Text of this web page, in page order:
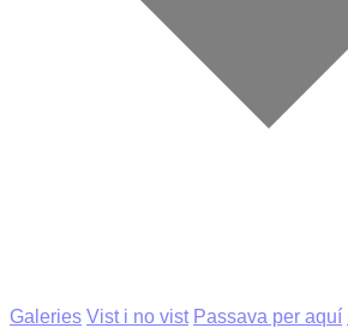
Galeries Vist i no vist Passava per aquí